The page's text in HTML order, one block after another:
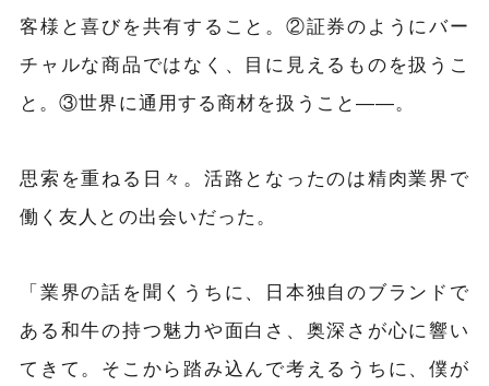
客様と喜びを共有すること。②証券のようにバー
チャルな商品ではなく、目に見えるものを扱うこ
と。③世界に通用する商材を扱うこと――。
思索を重ねる日々。活路となったのは精肉業界で
働く友人との出会いだった。
「業界の話を聞くうちに、日本独自のブランドで
ある和牛の持つ魅力や面白さ、奥深さが心に響い
てきて。そこから踏み込んで考えるうちに、僕が